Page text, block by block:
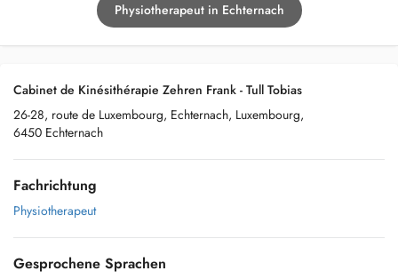
Physiotherapeut in Echternach
Cabinet de Kinésithérapie Zehren Frank - Tull Tobias
26-28, route de Luxembourg, Echternach, Luxembourg,
6450 Echternach
Fachrichtung
Physiotherapeut
Gesprochene Sprachen